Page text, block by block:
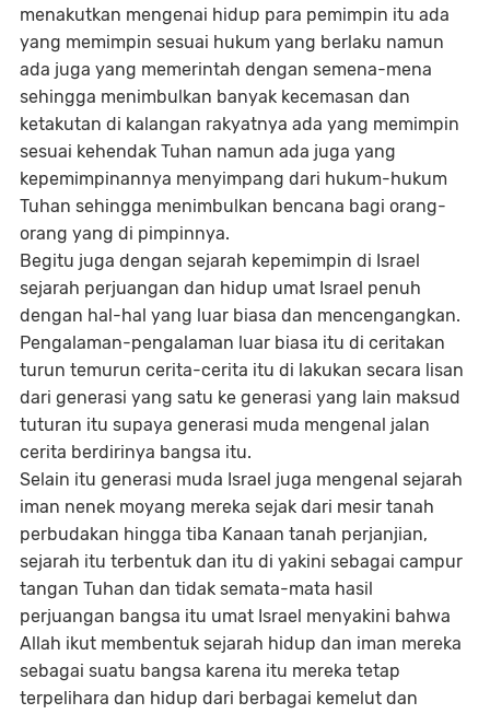
menakutkan mengenai hidup para pemimpin itu ada
yang memimpin sesuai hukum yang berlaku namun
ada juga yang memerintah dengan semena-mena
sehingga menimbulkan banyak kecemasan dan
ketakutan di kalangan rakyatnya ada yang memimpin
sesuai kehendak Tuhan namun ada juga yang
kepemimpinannya menyimpang dari hukum-hukum
Tuhan sehingga menimbulkan bencana bagi orang-
orang yang di pimpinnya.
Begitu juga dengan sejarah kepemimpin di Israel
sejarah perjuangan dan hidup umat Israel penuh
dengan hal-hal yang luar biasa dan mencengangkan.
Pengalaman-pengalaman luar biasa itu di ceritakan
turun temurun cerita-cerita itu di lakukan secara lisan
dari generasi yang satu ke generasi yang lain maksud
tuturan itu supaya generasi muda mengenal jalan
cerita berdirinya bangsa itu.
Selain itu generasi muda Israel juga mengenal sejarah
iman nenek moyang mereka sejak dari mesir tanah
perbudakan hingga tiba Kanaan tanah perjanjian,
sejarah itu terbentuk dan itu di yakini sebagai campur
tangan Tuhan dan tidak semata-mata hasil
perjuangan bangsa itu umat Israel menyakini bahwa
Allah ikut membentuk sejarah hidup dan iman mereka
sebagai suatu bangsa karena itu mereka tetap
terpelihara dan hidup dari berbagai kemelut dan